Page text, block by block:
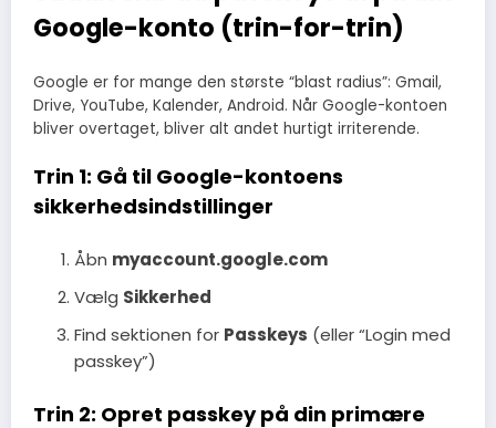
Google-konto (trin-for-trin)
Google er for mange den største “blast radius”: Gmail,
Drive, YouTube, Kalender, Android. Når Google-kontoen
bliver overtaget, bliver alt andet hurtigt irriterende.
Trin 1: Gå til Google-kontoens
sikkerhedsindstillinger
Åbn myaccount.google.com
Vælg Sikkerhed
Find sektionen for Passkeys (eller “Login med
passkey”)
Trin 2: Opret passkey på din primære